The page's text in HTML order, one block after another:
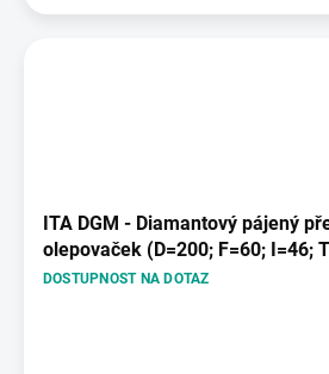
ITA DGM - Diamantový pájený
olepovaček (D=200; F=60; I=46;
DOSTUPNOST NA DOTAZ